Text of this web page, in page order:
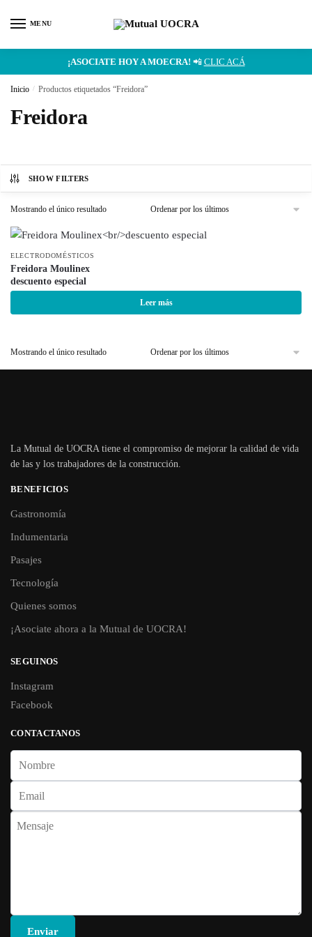
MENU
¡ASOCIATE HOY A MOECRA! 📲 CLIC ACÁ
Inicio / Productos etiquetados “Freidora”
Freidora
SHOW FILTERS
Mostrando el único resultado
ELECTRODOMÉSTICOS
Freidora Moulinex
descuento especial
Leer más
Mostrando el único resultado
La Mutual de UOCRA tiene el compromiso de mejorar la calidad de vida
de las y los trabajadores de la construcción.
BENEFICIOS
Gastronomía
Indumentaria
Pasajes
Tecnología
Quienes somos
¡Asociate ahora a la Mutual de UOCRA!
SEGUINOS
Instagram
Facebook
CONTACTANOS